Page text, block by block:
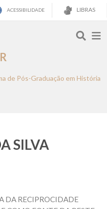
ACESSIBILIDADE LIBRAS
de Pós-Graduação em História
SILVA
DA RECIPROCIDADE